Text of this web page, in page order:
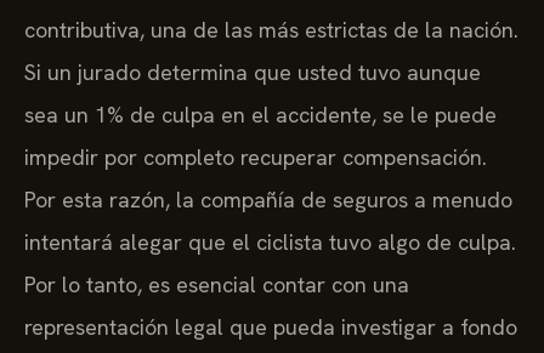
contributiva, una de las más estrictas de la nación.
Si un jurado determina que usted tuvo aunque
sea un 1% de culpa en el accidente, se le puede
impedir por completo recuperar compensación.
Por esta razón, la compañía de seguros a menudo
intentará alegar que el ciclista tuvo algo de culpa.
Por lo tanto, es esencial contar con una
representación legal que pueda investigar a fondo